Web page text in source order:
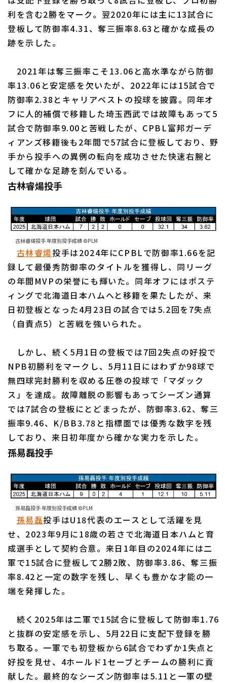
利を含む2勝をマーク。翌2020年には主に13試合に
登板して防御率4.31、奪三振率8.63と確かな成長の
跡を示した。
2021年は奪三振率こそ13.06と高水準ながら防御
率13.06と安定感を欠いたが、2022年には15試合で
防御率2.38とキャリアベストの投球を披露。同年オ
フに人的補償で移籍した埼玉西武では故障もあって5
試合で防御率9.00と苦戦したが、CPBL富邦ガーデ
ィアンズ移籍後も2年間で57試合に登板しており、野
手から投手への異例の転向を成功させた快速右腕と
して確かな足跡を刻んでいる。
古林睿煬投手
古林睿煬投手 年度別投手成績 ©PLM
古林睿煬投手は2024年にCPBLで防御率1.66を記
録して最優秀防御率のタイトルを獲得し、同リーグ
の年間MVPの栄誉にも輝いた。同年オフにはポステ
ィングで北海道日本ハムへと移籍を果たしたが、来
日初登板となった4月23日の試合では5.2回を7失点
（自責点5）と苦戦を強いられた。
しかし、続く5月1日の登板では7回2失点の好投で
NPB初勝利をマークし、5月11日にはわずか98球で
無四球完封勝利を収める圧巻の投球で「マダック
ス」を達成。故障離脱の影響もあってシーズン通算
では7試合の登板にとどまったが、防御率3.62、奪三
振率9.46、K/BB3.78と指標面では優秀な数字を残
しており、来日初年度から確かな実力を示した。
孫易磊投手
孫易磊投手 年度別投手成績 ©PLM
孫易磊投手はU18代表のエースとして活躍を見
せ、2023年9月に18歳の若さで北海道日本ハムと育
成選手として契約合意。来日1年目の2024年には二
軍で15試合に登板して2勝2敗、防御率3.86、奪三振
率8.42と一定の数字を残し、早くも豊かな才能の一
端を発揮した。
続く2025年は二軍で15試合に登板して防御率1.76
と抜群の安定感を示し、5月22日に支配下登録を勝
ち取る。一軍でも初登板から6試合でわずか1失点と
好投を見せ、4ホールド1セーブとチームの勝利に貢
献した。最終的なシーズン防御率は5.11と一軍の壁